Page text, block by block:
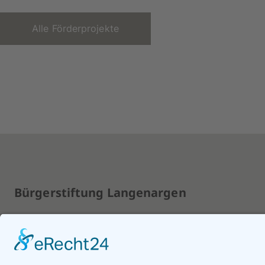
Alle Förderprojekte
Bürgerstiftung Langenargen
88085 Langenargen